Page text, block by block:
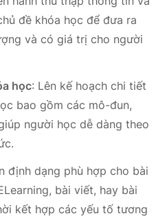
đề khóa học để đưa ra
và có giá trị cho người
học: Lên kế hoạch chi tiết
bao gồm các mô-đun,
người học dễ dàng theo
định dạng phù hợp cho bài
bài viết, hay bài
kết hợp các yếu tố tương